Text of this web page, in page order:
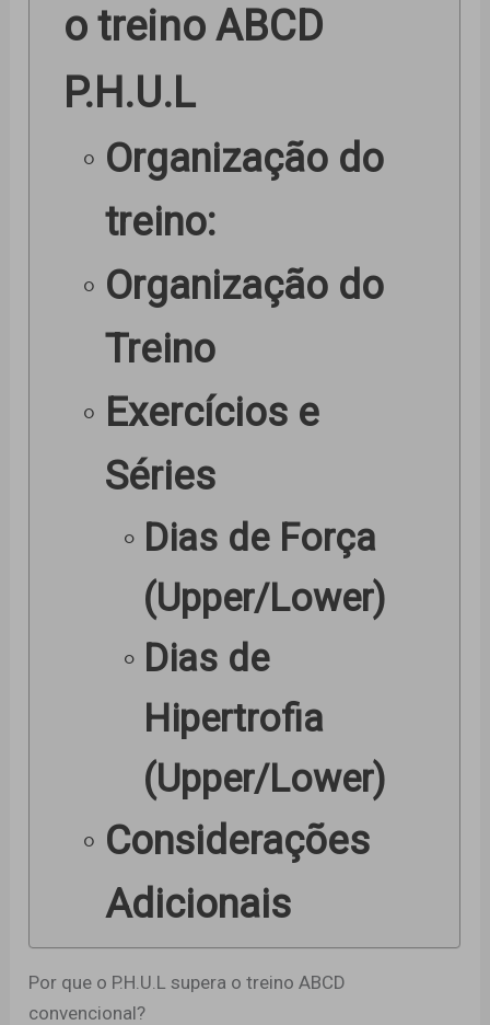
o treino ABCD
P.H.U.L
Organização do
treino:
Organização do
Treino
Exercícios e
Séries
Dias de Força
(Upper/Lower)
Dias de
Hipertrofia
(Upper/Lower)
Considerações
Adicionais
Por que o P.H.U.L supera o treino ABCD
convencional?